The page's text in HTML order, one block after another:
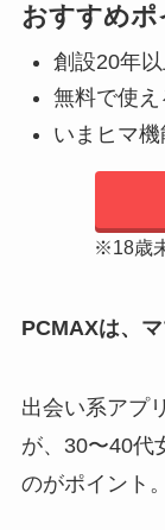
おすすめポ
創設20年以
無料で使
いまヒマ機
※18歳
PCMAXは、
出会い系アプ
が、30〜40代
のがポイント。